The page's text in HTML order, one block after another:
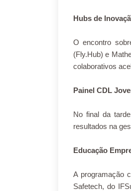
Hubs de
O encontro
(Fly.Hub) e
colaborativos
Painel CDL
No final da
resultados na
Educação
A programação
Safetech, do